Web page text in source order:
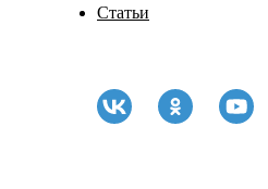
Статьи